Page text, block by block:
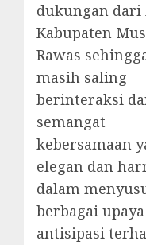
dukungan dari
Kabupaten
Rawas
masih saling
berinteraksi
semangat
kebersamaan
elegan dan
dalam
berbagai upaya
antisipasi